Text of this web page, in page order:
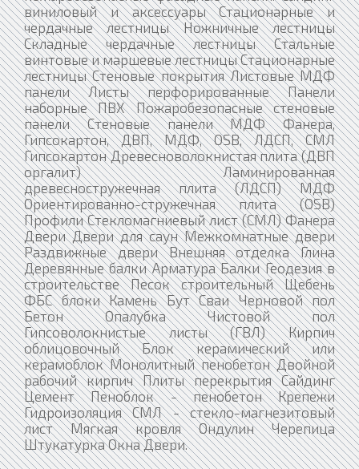
виниловый и аксессуары Стационарные и
чердачные лестницы Ножничные лестницы
Складные чердачные лестницы Стальные
винтовые и маршевые лестницы Стационарные
лестницы Стеновые покрытия Листовые МДФ
панели Листы перфорированные Панели
наборные ПВХ Пожаробезопасные стеновые
панели Стеновые панели МДФ Фанера,
Гипсокартон, ДВП, МДФ, OSB, ЛДСП, СМЛ
Гипсокартон Древесноволокнистая плита (ДВП
оргалит) Ламинированная
древесностружечная плита (ЛДСП) МДФ
Ориентированно-стружечная плита (OSB)
Профили Стекломагниевый лист (СМЛ) Фанера
Двери Двери для саун Межкомнатные двери
Раздвижные двери Внешняя отделка Глина
Деревянные балки Арматура Балки Геодезия в
строительстве Песок строительный Щебень
ФБС блоки Камень Бут Сваи Черновой пол
Бетон Опалубка Чистовой пол
Гипсоволокнистые листы (ГВЛ) Кирпич
облицовочный Блок керамический или
керамоблок Монолитный пенобетон Двойной
рабочий кирпич Плиты перекрытия Сайдинг
Цемент Пеноблок - пенобетон Крепежи
Гидроизоляция СМЛ - стекло-магнезитовый
лист Мягкая кровля Ондулин Черепица
Штукатурка Окна Двери.